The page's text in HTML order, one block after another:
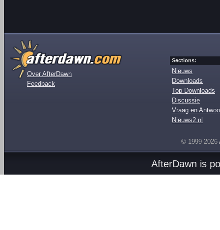
Over AfterDawn
Feedback
Sections:
Nieuws
Downloads
Top Downloads
Discussie
Vraag en
Nieuws2.nl
© 1999-2026
AfterDawn is